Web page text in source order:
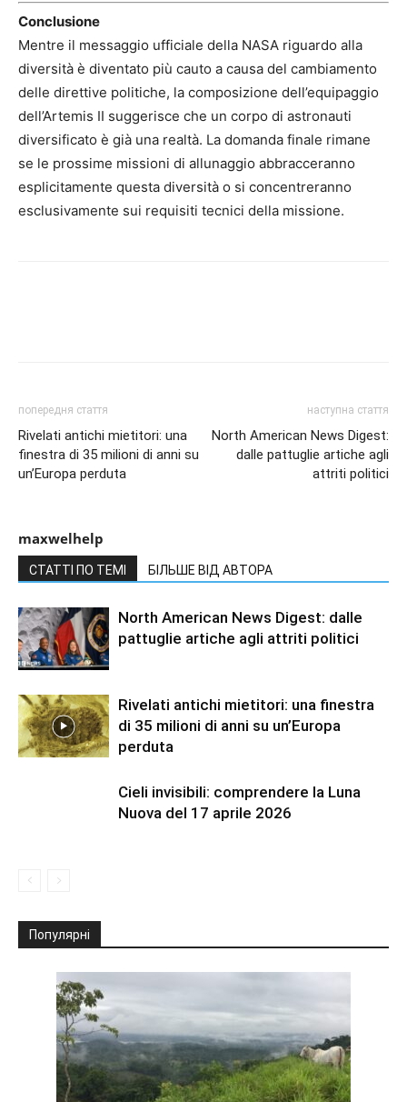
Conclusione
Mentre il messaggio ufficiale della NASA riguardo alla
diversità è diventato più cauto a causa del cambiamento
delle direttive politiche, la composizione dell’equipaggio
dell’Artemis II suggerisce che un corpo di astronauti
diversificato è già una realtà. La domanda finale rimane
se le prossime missioni di allunaggio abbracceranno
esplicitamente questa diversità o si concentreranno
esclusivamente sui requisiti tecnici della missione.
попередня стаття
Rivelati antichi mietitori: una
finestra di 35 milioni di anni su
un’Europa perduta
наступна стаття
North American News Digest:
dalle pattuglie artiche agli
attriti politici
maxwelhelp
СТАТТІ ПО ТЕМІ БІЛЬШЕ ВІД АВТОРА
North American News Digest: dalle
pattuglie artiche agli attriti politici
Rivelati antichi mietitori: una finestra
di 35 milioni di anni su un’Europa
perduta
Cieli invisibili: comprendere la Luna
Nuova del 17 aprile 2026
Популярні